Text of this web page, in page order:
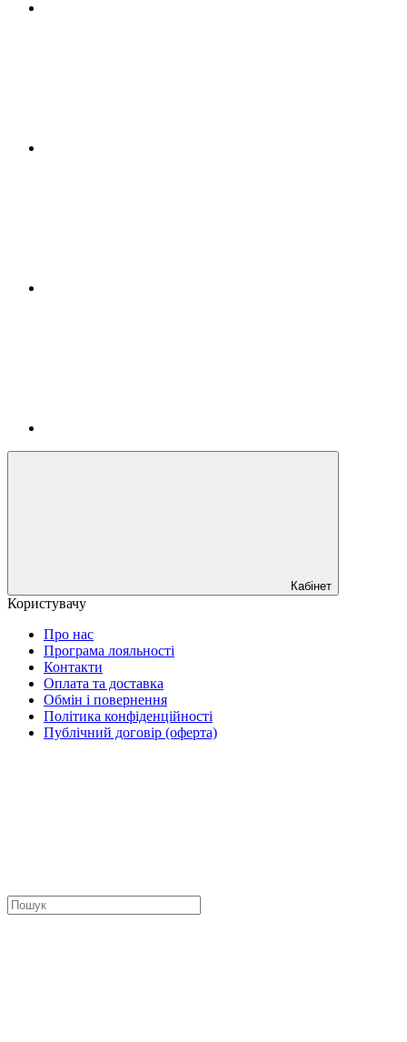
Кабінет
Користувачу
Про нас
Програма лояльності
Контакти
Оплата та доставка
Обмін і повернення
Політика конфіденційності
Публічний договір (оферта)